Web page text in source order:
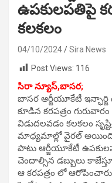
ఉపకులపతిపై
కలకలం
04/10/2024
Sira News
Post Views: 116
సిరా న్యూస్,బాసర;
బాసర ఆర్జీయూకేటీ
కూడిన కరపత్రం
విడుదలవడం కలకలం
మాధ్యమాల్లో వైరల్
పాటు ఆర్జీయూకేటీ
చెందాల్సిన డబ్బులు
ఆ కరపత్రం లో